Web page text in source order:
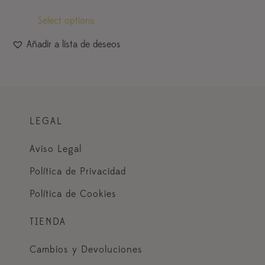
Select options
Añadir a lista de deseos
LEGAL
Aviso Legal
Política de Privacidad
Política de Cookies
TIENDA
Cambios y Devoluciones